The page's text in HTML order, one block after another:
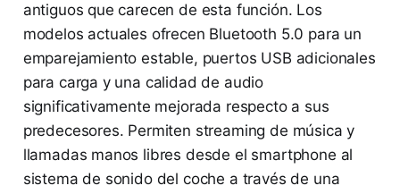
antiguos que carecen de esta función. Los
modelos actuales ofrecen Bluetooth 5.0 para un
emparejamiento estable, puertos USB adicionales
para carga y una calidad de audio
significativamente mejorada respecto a sus
predecesores. Permiten streaming de música y
llamadas manos libres desde el smartphone al
sistema de sonido del coche a través de una